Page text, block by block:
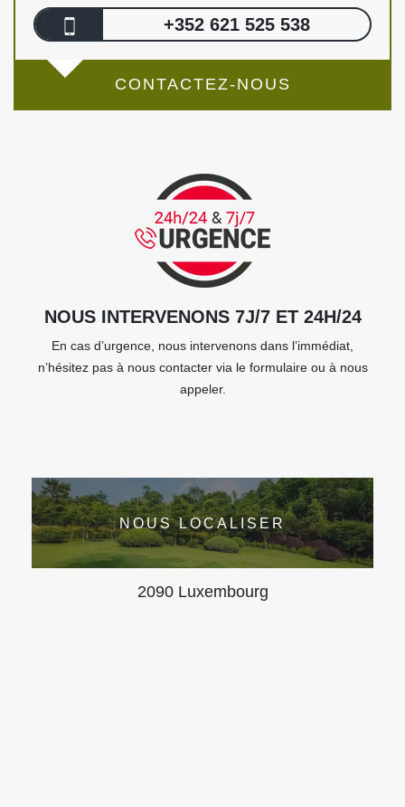
+352 621 525 538
CONTACTEZ-NOUS
NOUS INTERVENONS 7J/7 ET 24H/24
En cas d’urgence, nous intervenons dans l’immédiat,
n’hésitez pas à nous contacter via le formulaire ou à nous
appeler.
NOUS LOCALISER
2090 Luxembourg